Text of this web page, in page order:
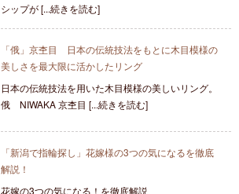
シップが [...続きを読む]
「俄」京杢目 日本の伝統技法をもとに木目模様の
美しさを最大限に活かしたリング
日本の伝統技法を用いた木目模様の美しいリング。
俄 NIWAKA 京杢目 [...続きを読む]
「新潟で指輪探し」花嫁様の3つの気になるを徹底
解説！
花嫁の3つの気になる！を徹底解説